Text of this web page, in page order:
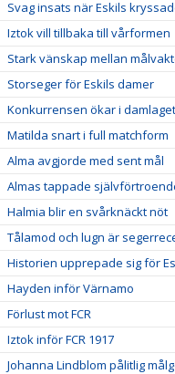
Svag insats när Eskils
Iztok vill tillbaka till vårformen
Stark vänskap mellan
Storseger för Eskils damer
Konkurrensen ökar i damlaget
Matilda snart i full matchform
Alma avgjorde med sent mål
Almas tappade
Halmia blir en svårknäckt nöt
Tålamod och lugn är
Historien upprepade sig för
Hayden inför Värnamo
Förlust mot FCR
Iztok inför FCR 1917
Johanna Lindblom pålitlig